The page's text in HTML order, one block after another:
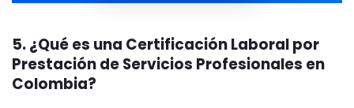
5. ¿Qué es una Certificación Laboral por
Prestación de Servicios Profesionales en
Colombia?